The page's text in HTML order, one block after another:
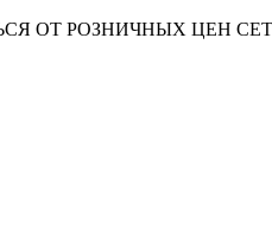
ОТ РОЗНИЧНЫХ ЦЕН